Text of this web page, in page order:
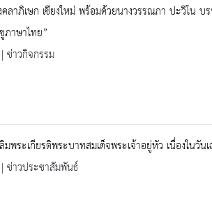
ลาภิเษก เชียงใหม่ พร้อมด้วยนางวรรณภา ปะวิโน
าษาไทย”
ข่าวกิจกรรม
พระเกียรติพระบาทสมเด็จพระเจ้าอยู่หัว เนื่องใน
ข่าวประชาสัมพันธ์